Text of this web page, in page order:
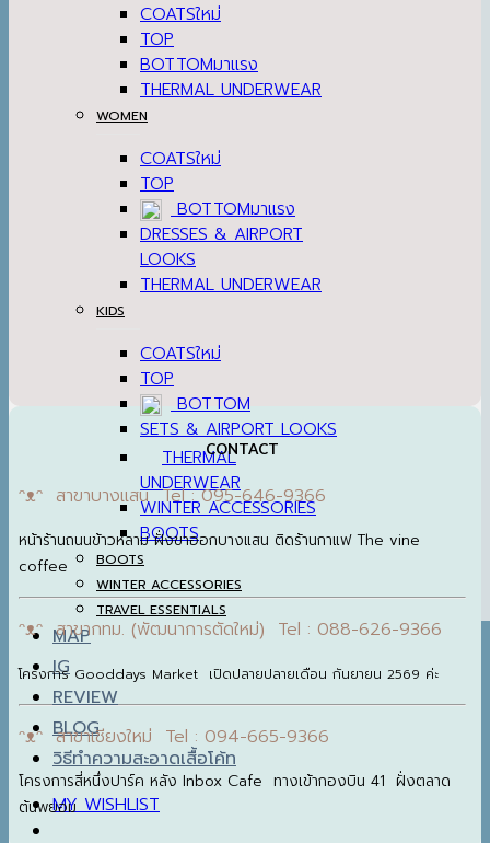
COATS
TOP
BOTTOM
THERMAL UNDERWEAR
WOMEN
COATS
TOP
BOTTOM
DRESSES & AIRPORT
LOOKS
THERMAL UNDERWEAR
KIDS
COATS
TOP
BOTTOM
SETS & AIRPORT LOOKS
THERMAL
UNDERWEAR
WINTER ACCESSORIES
BOOTS
BOOTS
WINTER ACCESSORIES
TRAVEL ESSENTIALS
MAP
IG
REVIEW
BLOG
วิธีทำความสะอาดเสื้อโค้ท
MY WISHLIST
CONTACT
ᵔᴥᵔ สาขาบางแสน Tel : 095-646-9366
หน้าร้านถนนข้าวหลาม ฝั่งขาออกบางแสน ติดร้านกาแฟ The vine
coffee
ᵔᴥᵔ สาขากทม. (พัฒนาการตัดใหม่) Tel : 088-626-9366
โครงการ Gooddays Market เปิดปลายปลายเดือน กันยายน 2569 ค่ะ
ᵔᴥᵔ สาขาเชียงใหม่ Tel : 094-665-9366
โครงการสี่หนึ่งปาร์ค หลัง Inbox Cafe ทางเข้ากองบิน 41 ฝั่งตลาด
ต้นพยอม